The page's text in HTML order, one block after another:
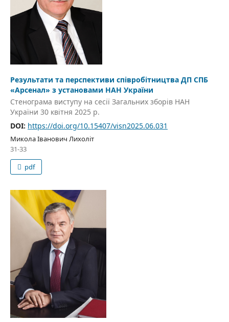
Результати та перспективи співробітництва ДП СПБ
«Арсенал» з установами НАН України
Стенограма виступу на сесії Загальних зборів НАН
України 30 квітня 2025 р.
DOI: https://doi.org/10.15407/visn2025.06.031
Микола Іванович Лихоліт
31-33
pdf